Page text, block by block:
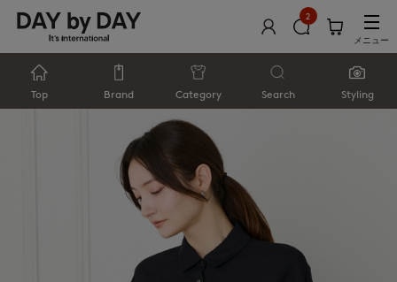
2
メニュー
Top Brand Category Search Styling